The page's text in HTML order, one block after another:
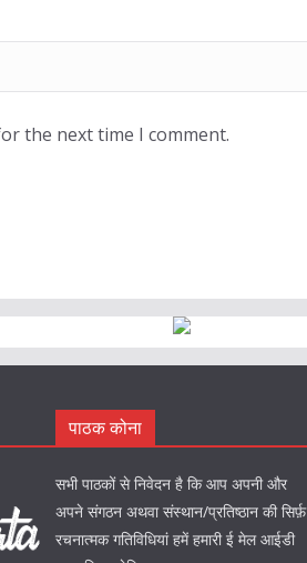
the next time I comment.
पाठक कोना
सभी पाठकों से निवेदन है कि आप अपनी और
अपने संगठन अथवा संस्थान/प्रतिष्ठान की सिर्फ़
रचनात्मक गतिविधियां हमें हमारी ई मेल आईडी